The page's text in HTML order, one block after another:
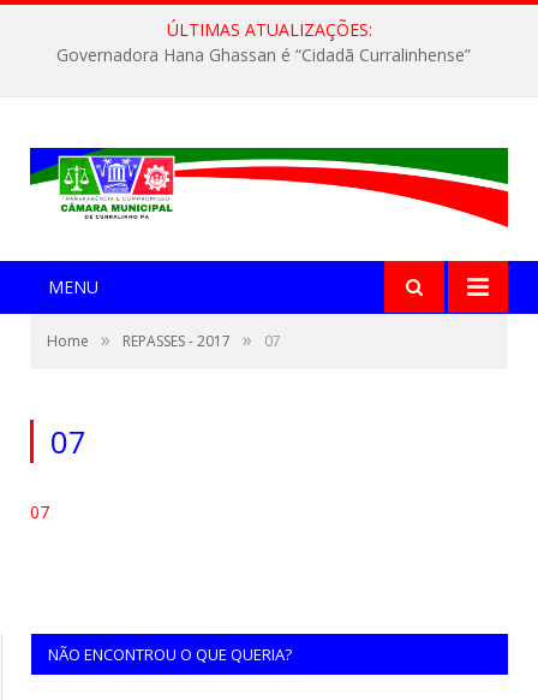
ÚLTIMAS ATUALIZAÇÕES:
Governadora Hana Ghassan é “Cidadã Curralinhense”
MENU
Home » REPASSES - 2017 » 07
07
07
NÃO ENCONTROU O QUE QUERIA?